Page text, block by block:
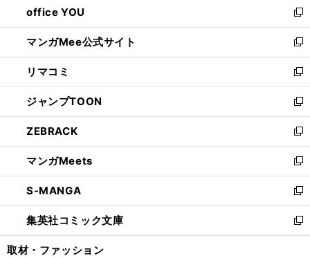
く
で
開
く
ィ
ン
ド
ウ
で
開
く
い
ウ
ィ
ン
ド
ウ
で
開
く
office YOU
新
し
い
ウ
ィ
ン
ド
ウ
で
開
く
マンガMee公式サイト
新
し
い
ウ
ィ
ン
ド
ウ
で
開
く
リマコミ
新
し
い
ウ
ィ
ン
ド
ウ
で
開
く
ジャンプTOON
新
し
い
ウ
ィ
ン
ド
ウ
で
開
ZEBRACK
新
し
い
ウ
ィ
ン
ド
ウ
マンガMeets
新
し
い
ウ
ィ
ン
S-MANGA
新
し
い
ウ
集英社コミック文庫
新
し
取材・ファッション